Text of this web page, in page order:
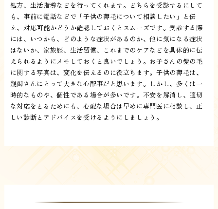
処方、生活指導などを行ってくれます。どちらを受診するにして
も、事前に電話などで「子供の薄毛について相談したい」と伝
え、対応可能かどうか確認しておくとスムーズです。受診する際
には、いつから、どのような症状があるのか、他に気になる症状
はないか、家族歴、生活習慣、これまでのケアなどを具体的に伝
えられるようにメモしておくと良いでしょう。お子さんの髪の毛
に関する写真は、変化を伝えるのに役立ちます。子供の薄毛は、
親御さんにとって大きな心配事だと思います。しかし、多くは一
時的なものや、個性である場合が多いです。不安を解消し、適切
な対応をとるためにも、心配な場合は早めに専門医に相談し、正
しい診断とアドバイスを受けるようにしましょう。